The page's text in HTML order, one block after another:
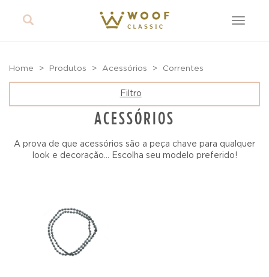
Toggle
Home Produtos Acessórios Correntes
Filtro
ACESSÓRIOS
A prova de que acessórios são a peça chave para qualquer
look e decoração... Escolha seu modelo preferido!